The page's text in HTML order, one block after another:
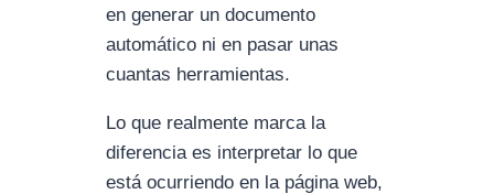
en generar un documento
automático ni en pasar unas
cuantas herramientas.
Lo que realmente marca la
diferencia es interpretar lo que
está ocurriendo en la página web,